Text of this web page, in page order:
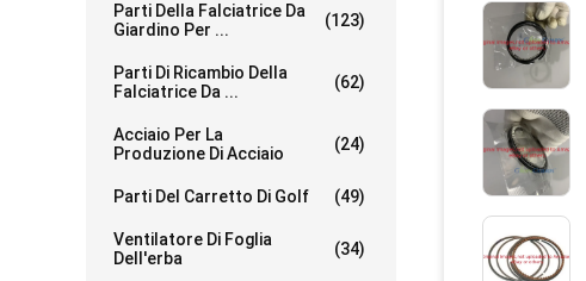
Parti Della Falciatrice Da
Giardino Per ...
(123)
Parti Di Ricambio Della
Falciatrice Da ...
(62)
Acciaio Per La
Produzione Di Acciaio
(24)
Parti Del Carretto Di Golf (49)
Ventilatore Di Foglia
Dell'erba
(34)